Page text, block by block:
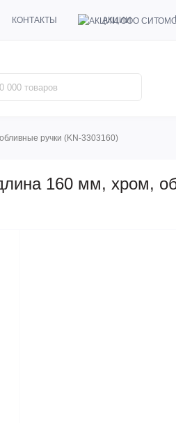
КОНТАКТЫ АКЦИИ
ручки (KN-3303160)
160 мм, хром,